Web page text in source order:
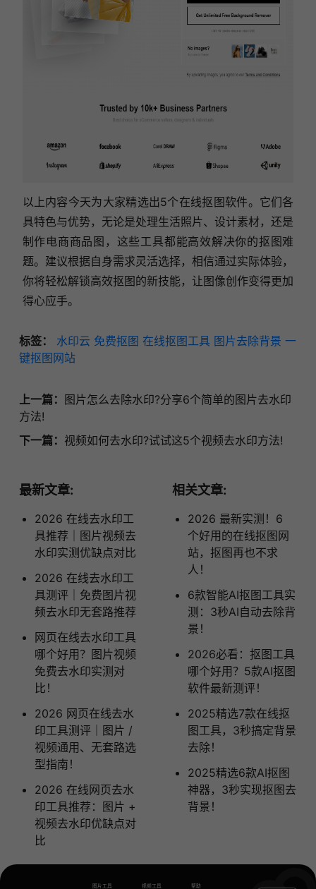
以上内容今天为大家精选出5个在线抠图软件。它们各
具特色与优势，无论是处理生活照片、设计素材，还是
制作电商商品图，这些工具都能高效解决你的抠图难
题。建议根据自身需求灵活选择，相信通过实际体验，
你将轻松解锁高效抠图的新技能，让图像创作变得更加
得心应手。
标签： 水印云 免费抠图 在线抠图工具 图片去除背景 一
键抠图网站
上一篇： 图片怎么去除水印?分享6个简单的图片去水印
方法!
下一篇： 视频如何去水印?试试这5个视频去水印方法!
最新文章:
2026 在线去水印工
具推荐｜图片视频去
水印实测优缺点对比
2026 在线去水印工
具测评｜免费图片视
频去水印无套路推荐
网页在线去水印工具
哪个好用？图片视频
免费去水印实测对
比！
2026 网页在线去水
印工具测评｜图片 /
视频通用、无套路选
型指南！
2026 在线网页去水
印工具推荐：图片 +
视频去水印优缺点对
比
相关文章:
2026 最新实测！6
个好用的在线抠图网
站，抠图再也不求
人！
6款智能AI抠图工具实
测：3秒AI自动去除背
景！
2026必看：抠图工具
哪个好用？5款AI抠图
软件最新测评！
2025精选7款在线抠
图工具，3秒搞定背景
去除！
2025精选6款AI抠图
神器，3秒实现抠图去
背景！
图片工具 视频工具 帮助